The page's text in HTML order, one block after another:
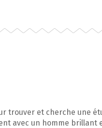
trouver et cherche une
avec un homme brillant